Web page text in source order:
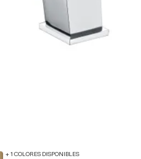
+ 1 COLORES DISPONIBLES